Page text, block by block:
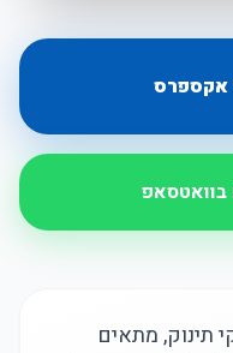
אקספרס
בוואטסאפ
תינוק, מתאים